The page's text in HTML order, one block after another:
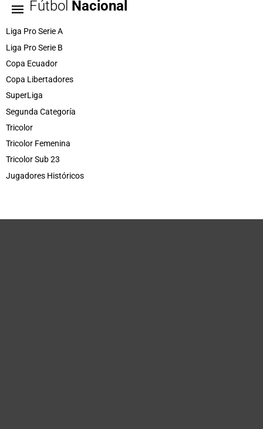
Fútbol Nacional
Liga Pro Serie A
Liga Pro Serie B
Copa Ecuador
Copa Libertadores
SuperLiga
Segunda Categoría
Tricolor
Tricolor Femenina
Tricolor Sub 23
Jugadores Históricos